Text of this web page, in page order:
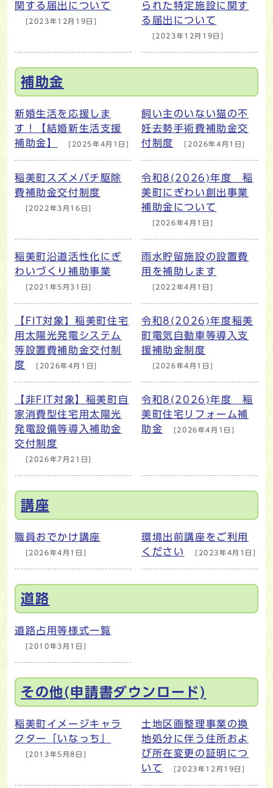
関する届出について
[2023年12月19日]
られた特定施設に関す
る届出について
[2023年12月19日]
補助金
新婚生活を応援しま
す！【結婚新生活支援
補助金】
[2025年4月1日]
飼い主のいない猫の不
妊去勢手術費補助金交
付制度
[2026年4月1日]
稲美町スズメバチ駆除
費補助金交付制度
[2022年3月16日]
令和8(2026)年度 稲
美町にぎわい創出事業
補助金について
[2026年4月1日]
稲美町沿道活性化にぎ
わいづくり補助事業
[2021年5月31日]
雨水貯留施設の設置費
用を補助します
[2022年4月1日]
【FIT対象】稲美町住宅
用太陽光発電システム
等設置費補助金交付制
度
[2026年4月1日]
令和8(2026)年度稲美
町電気自動車等導入支
援補助金制度
[2026年4月1日]
【非FIT対象】稲美町自
家消費型住宅用太陽光
発電設備等導入補助金
交付制度
[2026年7月21日]
令和8(2026)年度 稲
美町住宅リフォーム補
助金
[2026年4月1日]
講座
職員おでかけ講座
[2026年4月1日]
環境出前講座をご利用
ください
[2023年4月1日]
道路
道路占用等様式一覧
[2010年3月1日]
その他(申請書ダウンロード)
稲美町イメージキャラ
クター「いなっち」
[2013年5月8日]
土地区画整理事業の換
地処分に伴う住所およ
び所在変更の証明につ
いて
[2023年12月19日]